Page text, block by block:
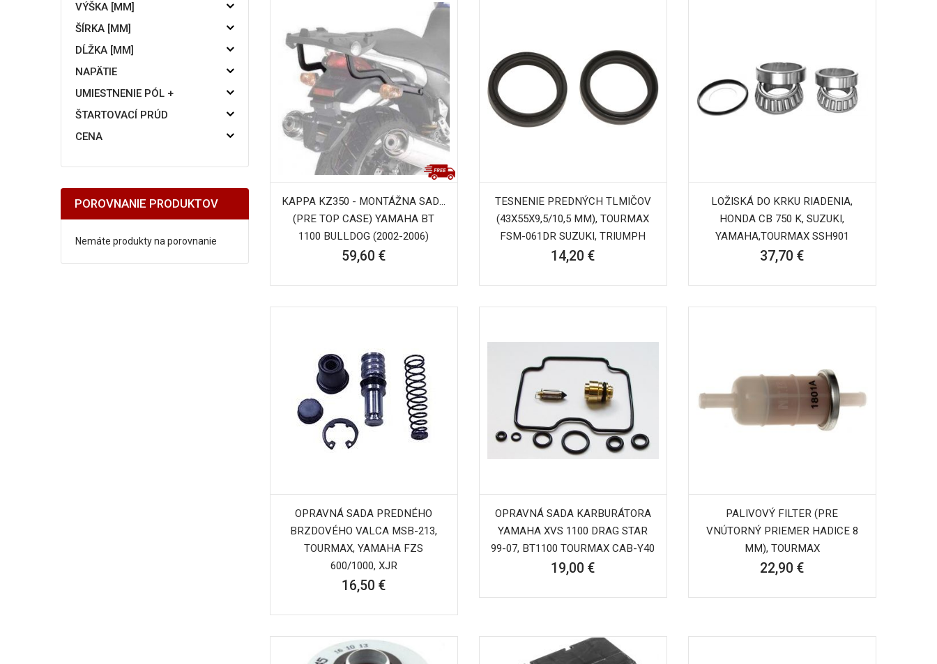
KAPPA KZ350 - MONTÁŽNA SADA
(PRE TOP CASE) YAMAHA BT
1100 BULLDOG (2002-2006)
59,60 €
TESNENIE PREDNÝCH TLMIČOV
(43X55X9,5/10,5 MM), TOURMAX
FSM-061DR SUZUKI, TRIUMPH
14,20 €
LOŽISKÁ DO KRKU RIADENIA,
HONDA CB 750 K, SUZUKI,
YAMAHA,TOURMAX SSH901
37,70 €
OPRAVNÁ SADA PREDNÉHO
BRZDOVÉHO VALCA MSB-213,
TOURMAX, YAMAHA FZS
600/1000, XJR
16,50 €
OPRAVNÁ SADA KARBURÁTORA
YAMAHA XVS 1100 DRAG STAR
99-07, BT1100 TOURMAX CAB-Y40
19,00 €
PALIVOVÝ FILTER (PRE
VNÚTORNÝ PRIEMER HADICE 8
MM), TOURMAX
22,90 €
VÝŠKA [MM]
ŠÍRKA [MM]
DĹŽKA [MM]
NAPÄTIE
UMIESTNENIE PÓL +
ŠTARTOVACÍ PRÚD
CENA
POROVNANIE PRODUKTOV
Nemáte produkty na porovnanie